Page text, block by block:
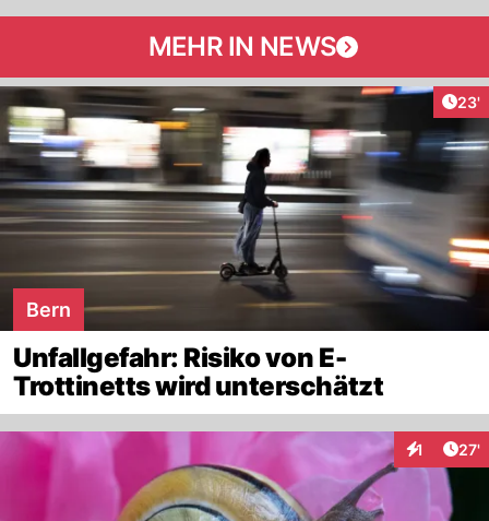
MEHR IN NEWS
23'
Bern
Unfallgefahr: Risiko von E-
Trottinetts wird unterschätzt
1 27'